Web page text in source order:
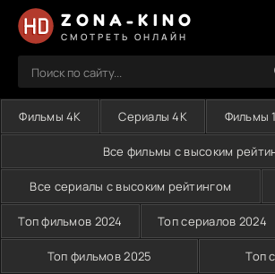
ZONA-KINO
СМОТРЕТЬ ОНЛАЙН
Фильмы 4K Сериалы 4K Фильмы
Все фильмы с высоким
Все сериалы с высоким рейтингом
Топ фильмов 2024 Топ сериалов 2024
Топ фильмов 2025 Топ